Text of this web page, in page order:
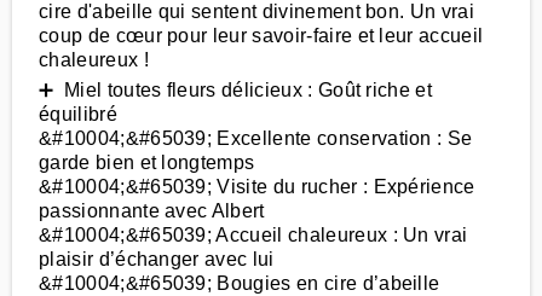
cire d'abeille qui sentent divinement bon. Un vrai
coup de cœur pour leur savoir-faire et leur accueil
chaleureux !
➕ Miel toutes fleurs délicieux : Goût riche et
équilibré
&#10004;&#65039; Excellente conservation : Se
garde bien et longtemps
&#10004;&#65039; Visite du rucher : Expérience
passionnante avec Albert
&#10004;&#65039; Accueil chaleureux : Un vrai
plaisir d’échanger avec lui
&#10004;&#65039; Bougies en cire d’abeille